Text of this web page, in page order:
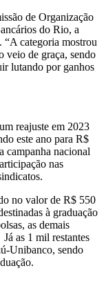
de Organização
do Rio, a
“A categoria mostrou
veio de graça, sendo
lutando por ganhos
reajuste em 2023
este ano para R$
campanha nacional
nas
no valor de R$ 550
à graduação
as demais
as 1 mil restantes
Unibanco, sendo